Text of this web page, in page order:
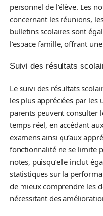
personnel de l’élève. Les
concernant les réunions,
bulletins scolaires sont
l’espace famille, offrant
Suivi des résultats
Le suivi des résultats
les plus appréciées par les
parents peuvent consulter
temps réel, en accédant
examens ainsi qu’aux
fonctionnalité ne se limite
notes, puisqu’elle inclut
statistiques sur la
de mieux comprendre les
nécessitant des